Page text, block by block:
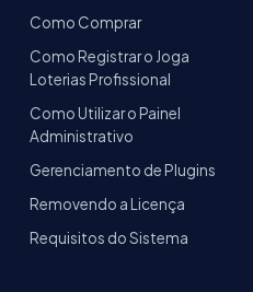
Como Comprar
Como Registrar o Joga
Loterias Profissional
Como Utilizar o Painel
Administrativo
Gerenciamento de Plugins
Removendo a Licença
Requisitos do Sistema